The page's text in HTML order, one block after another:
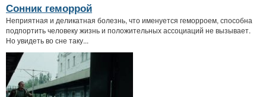
Сонник геморрой
Неприятная и деликатная болезнь, что именуется геморроем, способна
подпортить человеку жизнь и положительных ассоциаций не вызывает.
Но увидеть во сне таку...